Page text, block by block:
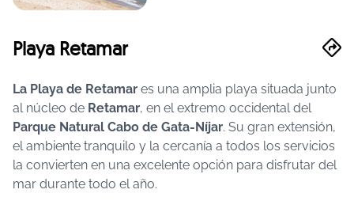
Playa Retamar
La Playa de Retamar es una amplia playa situada junto
al núcleo de Retamar, en el extremo occidental del
Parque Natural Cabo de Gata-Níjar. Su gran extensión,
el ambiente tranquilo y la cercanía a todos los servicios
la convierten en una excelente opción para disfrutar del
mar durante todo el año.